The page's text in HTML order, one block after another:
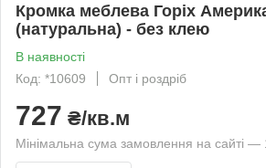
Кромка меблева Горіх
(натуральна) - без клею
В наявності
Код: *10609
Опт і роздріб
727 ₴/кв.м
Мінімальна сума замовлення на сайті —